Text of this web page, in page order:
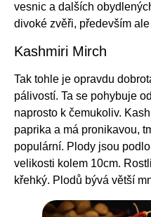
vesnic a dalších
divoké zvěři, především
Kashmiri Mirch
Tak tohle je opravdu
pálivostí. Ta se pohybuje
naprosto k čemukoliv.
paprika a má pronikavou,
populární. Plody jsou
velikosti kolem 10cm.
křehký. Plodů bývá větší